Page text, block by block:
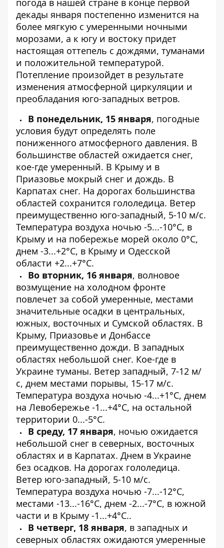
погода в нашей стране в конце первой
декады января постепенно изменится на
более мягкую с умеренными ночными
морозами, а к югу и востоку придет
настоящая оттепель с дождями, туманами
и положительной температурой.
Потепление произойдет в результате
изменения атмосферной циркуляции и
преобладания юго-западных ветров.
В понедельник, 15 января, погодные
условия будут определять поле
пониженного атмосферного давления. В
большинстве областей ожидается снег,
кое-где умеренный. В Крыму и в
Приазовье мокрый снег и дождь. В
Карпатах снег. На дорогах большинства
областей сохранится гололедица. Ветер
преимущественно юго-западный, 5-10 м/с.
Температура воздуха ночью -5...-10°С, в
Крыму и на побережье морей около 0°С,
днем ​​-3...+2°С, в Крыму и Одесской
области +2...+7°С.
Во вторник, 16 января, волновое
возмущение на холодном фронте
повлечет за собой умеренные, местами
значительные осадки в центральных,
южных, восточных и Сумской областях. В
Крыму, Приазовье и Донбассе
преимущественно дожди. В западных
областях небольшой снег. Кое-где в
Украине туманы. Ветер западный, 7-12 м/
с, днем ​​местами порывы, 15-17 м/с.
Температура воздуха ночью -4...+1°С, днем
​​на Левобережье -1...+4°С, на остальной
территории 0...-5°С.
В среду, 17 января, ночью ожидается
небольшой снег в северных, восточных
областях и в Карпатах. Днем в Украине
без осадков. На дорогах гололедица.
Ветер юго-западный, 5-10 м/с.
Температура воздуха ночью -7...-12°С,
местами -13...-16°С, днем ​​-2...-7°С, в южной
части и в Крыму -1...+4°С..
В четверг, 18 января, в западных и
северных областях ожидаются умеренные